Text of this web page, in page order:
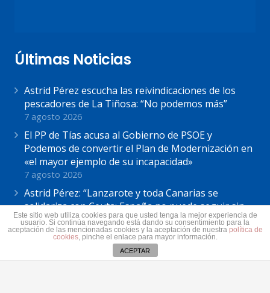
Últimas Noticias
Astrid Pérez escucha las reivindicaciones de los
pescadores de La Tiñosa: “No podemos más”
7 agosto 2026
El PP de Tías acusa al Gobierno de PSOE y
Podemos de convertir el Plan de Modernización en
«el mayor ejemplo de su incapacidad»
7 agosto 2026
Astrid Pérez: “Lanzarote y toda Canarias se
solidariza con Ceuta: España no puede seguir sin
una política migratoria de Estado”
31 julio 2026
Este sitio web utiliza cookies para que usted tenga la mejor experiencia de
usuario. Si continúa navegando está dando su consentimiento para la
aceptación de las mencionadas cookies y la aceptación de nuestra política de
cookies, pinche el enlace para mayor información.
ACEPTAR